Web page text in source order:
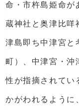
命・市杵島姫命が
蔵神社と奥津比咩
津島即ち中津宮と
町）、中津宮・沖
性が指摘されてい
かがわれるように